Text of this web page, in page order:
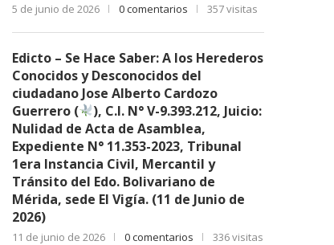
5 de junio de 2026 0 comentarios 357 visitas
Edicto – Se Hace Saber: A los Herederos
Conocidos y Desconocidos del
ciudadano Jose Alberto Cardozo
Guerrero (
), C.I. N° V-9.393.212, Juicio:
Nulidad de Acta de Asamblea,
Expediente N° 11.353-2023, Tribunal
1era Instancia Civil, Mercantil y
Tránsito del Edo. Bolivariano de
Mérida, sede El Vigía. (11 de Junio de
2026)
11 de junio de 2026 0 comentarios 336 visitas